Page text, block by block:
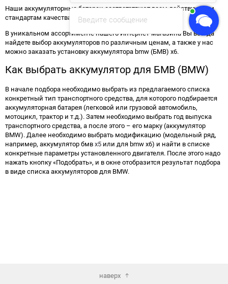
Наши аккумуляторные батареи соответствуют всем действующим
стандартам качества и безопасности.
В уникальном ассортименте нашего Интернет-магазина Вы всегда
найдете выбор аккумуляторов по различным ценам, а также у нас
можно заказать установку аккумулятора bmw (БМВ) x6.
Как выбрать аккумулятор для БМВ (BMW)
В начале подбора необходимо выбрать из предлагаемого списка
конкретный тип транспортного средства, для которого подбирается
аккумуляторная батарея (легковой или грузовой автомобиль,
мотоцикл, трактор и т.д.). Затем необходимо выбрать год выпуска
транспортного средства, а после этого – его марку (аккумулятор
BMW). Далее необходимо выбрать модификацию (модельный ряд,
например, аккумулятор бмвx5 или для bmw x6) и найти в списке
конкретные параметры установленного двигателя. После этого надо
нажать кнопку «Подобрать», и в окне отобразится результат подбора
в виде списка аккумуляторов для BMW.
наверх
Введите сообщение